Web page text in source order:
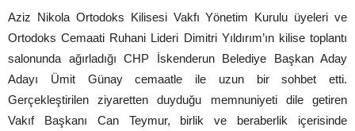
Aziz Nikola Ortodoks Kilisesi Vakfı Yönetim Kurulu üyeleri ve
Ortodoks Cemaati Ruhani Lideri Dimitri Yıldırım’ın kilise toplantı
salonunda ağırladığı CHP İskenderun Belediye Başkan Aday
Adayı Ümit Günay cemaatle ile uzun bir sohbet etti.
Gerçekleştirilen ziyaretten duyduğu memnuniyeti dile getiren
Vakıf Başkanı Can Teymur, birlik ve beraberlik içerisinde